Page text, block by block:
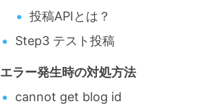
投稿APIとは？
Step3 テスト投稿
エラー発生時の対処方法
cannot get blog id